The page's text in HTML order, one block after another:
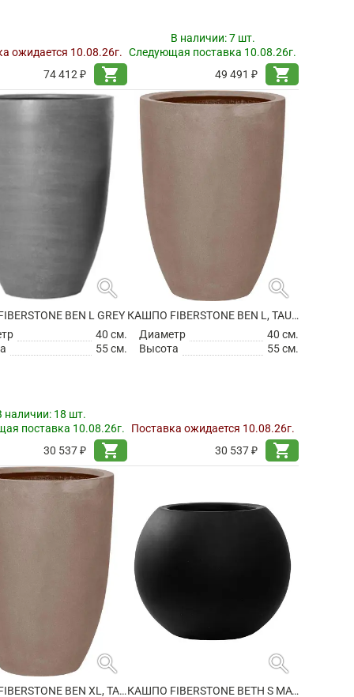
ожидается 10.08.26г.
74 412 ₽
shopping_cart
В наличии:7 шт.
Следующая поставка 10.08.26г.
49 491 ₽
shopping_cart
search
BEN L GREY
40 см.
55 см.
наличии: 18 шт.
поставка 10.08.26г.
30 537 ₽
shopping_cart
search
КАШПО FIBERSTONE BEN L, TAUPE
Диаметр
40 см.
Высота
55 см.
Поставка ожидается 10.08.26г.
30 537 ₽
shopping_cart
search
КАШПО FIBERSTONE BEN XL, TAUPE
search
КАШПО FIBERSTONE BETH S MATT BLACK